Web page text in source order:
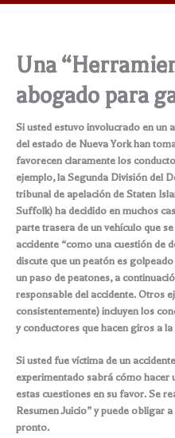
Una
abogado para
Si usted estuvo involucrado en un
del estado de Nueva York han
favorecen claramente los
ejemplo, la Segunda División del
tribunal de apelación de Staten
Suffolk) ha decidido en muchos
parte trasera de un vehículo que
accidente “como una cuestión de
discute que un peatón es
un paso de peatones, a
responsable del accidente. Otros
consistentemente) incluyen los
y conductores que hacen giros a
Si usted fue víctima de un
experimentado sabrá cómo hacer
estas cuestiones en su favor. Se
Resumen Juicio” y puede obligar
pronto.